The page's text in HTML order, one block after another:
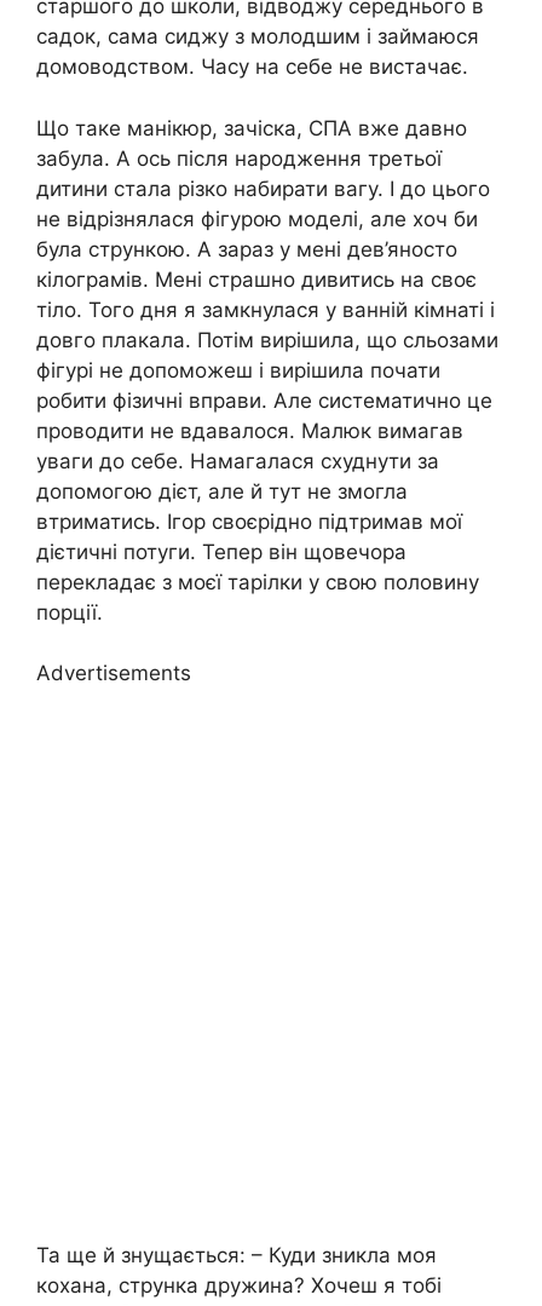
старшого до школи, відводжу середнього в
садок, сама сиджу з молодшим і займаюся
домоводством. Часу на себе не вистачає.
Що таке манікюр, зачіска, СПА вже давно
забула. А ось після народження третьої
дитини стала різко набирати вагу. І до цього
не відрізнялася фігурою моделі, але хоч би
була стрункою. А зараз у мені дев’яносто
кілограмів. Мені страшно дивитись на своє
тіло. Того дня я замкнулася у ванній кімнаті і
довго плакала. Потім вирішила, що сльозами
фігурі не допоможеш і вирішила почати
робити фізичні вправи. Але систематично це
проводити не вдавалося. Малюк вимагав
уваги до себе. Намагалася схуднути за
допомогою дієт, але й тут не змогла
втриматись. Ігор своєрідно підтримав мої
дієтичні потуги. Тепер він щовечора
перекладає з моєї тарілки у свою половину
порції.
Advertisements
Та ще й знущається: – Куди зникла моя
кохана, струнка дружина? Хочеш я тобі